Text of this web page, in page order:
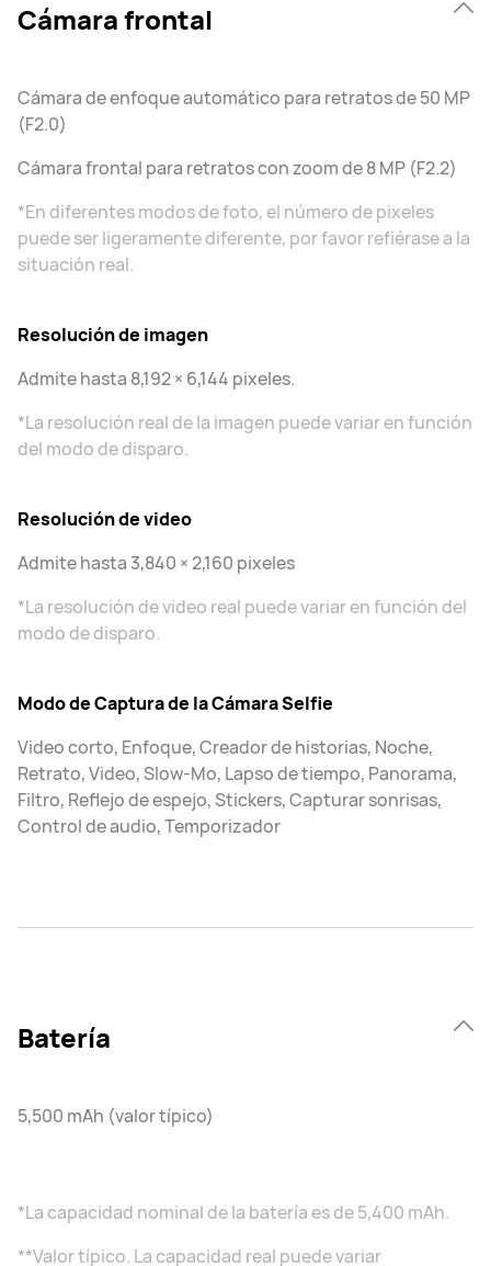
Cámara frontal
Cámara de enfoque automático para retratos de 50 MP
(F2.0)
Cámara frontal para retratos con zoom de 8⁠ MP (F2.2)
*En diferentes modos de foto, el número de pixeles
puede ser ligeramente diferente, por favor refiérase a la
situación real.
Resolución de imagen
Admite hasta 8,192 × 6,144 pixeles.
*La resolución real de la imagen puede variar en función
del modo de disparo.
Resolución de video
Admite hasta 3,840 × 2,160 pixeles
*La resolución de video real puede variar en función del
modo de disparo.
Modo de Captura de la Cámara Selfie
Video corto, Enfoque, Creador de historias, Noche,
Retrato, Video, Slow-Mo, Lapso de tiempo, Panorama,
Filtro, Reflejo de espejo, Stickers, Capturar sonrisas,
Control de audio, Temporizador
Batería
5,500 mAh (valor típico)
*La capacidad nominal de la batería es de 5,400 mAh.
**Valor típico. La capacidad real puede variar